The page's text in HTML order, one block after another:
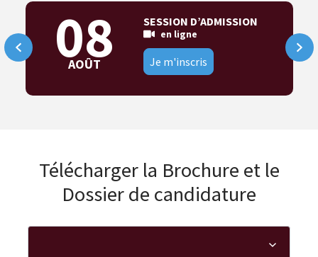
08
AOÛT
SESSION D’ADMISSION
en ligne
Je m'inscris
Télécharger la Brochure et le
Dossier de candidature